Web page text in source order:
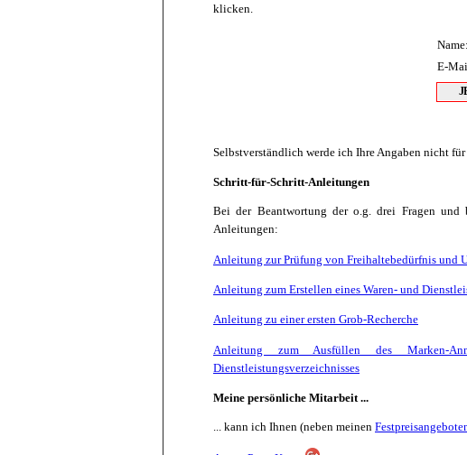
klicken.
Name:
E-
Selbstverständlich werde ich Ihre Angaben nicht
Schritt-für-Schritt-Anleitungen
Bei der Beantwortung der o.g. drei Fragen und
Anleitungen:
Anleitung zur Prüfung von Freihaltebedürfnis und
Anleitung zum Erstellen eines Waren- und
Anleitung zu einer ersten Grob-Recherche
Anleitung zum Ausfüllen des Marken-
Dienstleistungsverzeichnisses
Meine persönliche Mitarbeit ...
... kann ich Ihnen (neben meinen Festpreisangebot